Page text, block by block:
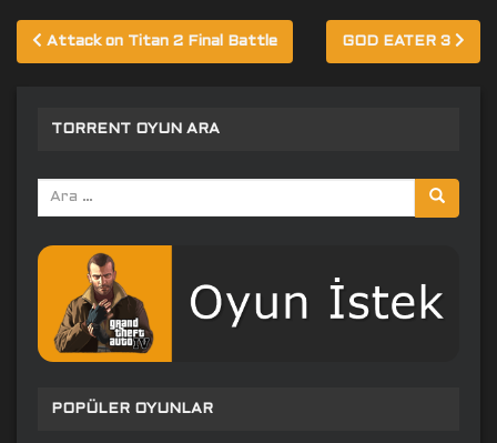
Yazı
gezinmesi
Attack on Titan 2 Final Battle GOD EATER 3
TORRENT OYUN ARA
Arama
yap:
POPÜLER OYUNLAR